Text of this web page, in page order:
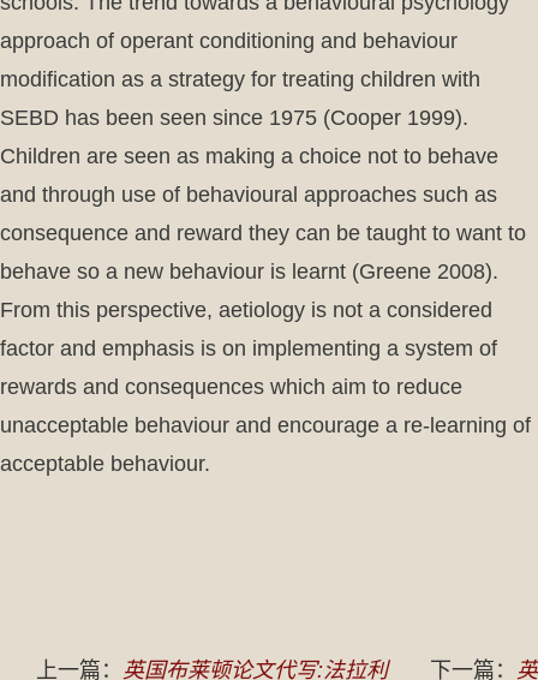
approach of operant conditioning and behaviour
modification as a strategy for treating children with
SEBD has been seen since 1975 (Cooper 1999).
Children are seen as making a choice not to behave
and through use of behavioural approaches such as
consequence and reward they can be taught to want to
behave so a new behaviour is learnt (Greene 2008).
From this perspective, aetiology is not a considered
factor and emphasis is on implementing a system of
rewards and consequences which aim to reduce
unacceptable behaviour and encourage a re-learning of
acceptable behaviour.
上一篇： 英国布莱顿论文代写:法拉利 下一篇： 英